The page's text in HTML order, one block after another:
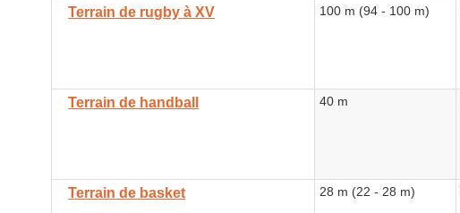
Terrain de rugby à XV 100 m (94 - 100 m)
Terrain de handball 40 m
Terrain de basket 28 m (22 - 28 m)